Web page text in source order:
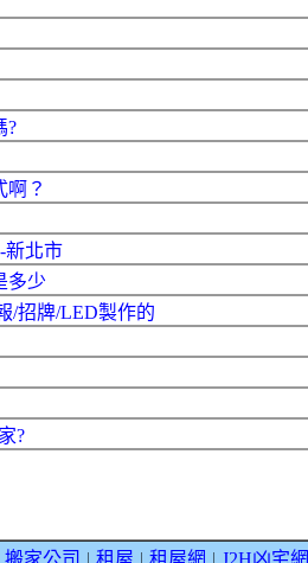
?
啊？
新北市
多少
/招牌/LED製作的
?
搬家公司 租屋 租屋網 J2H凶宅網